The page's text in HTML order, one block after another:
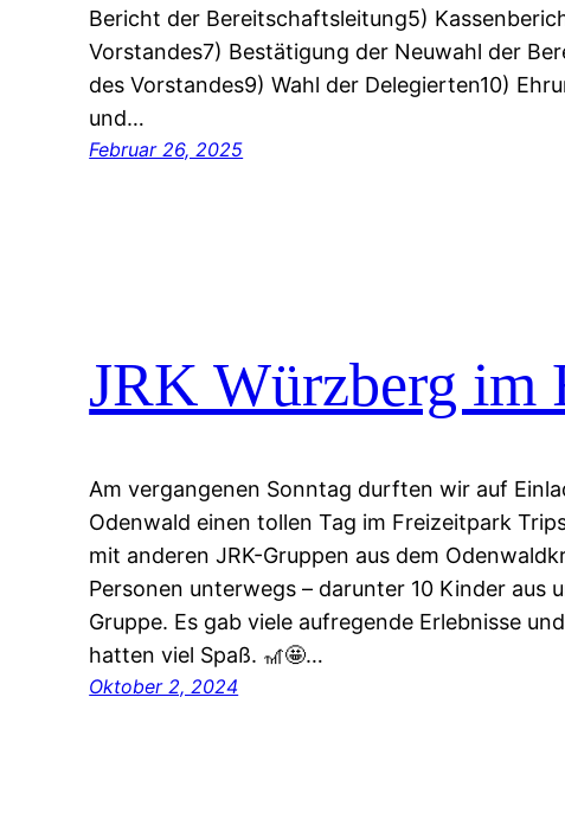
Bericht der Bereitschaftsleitung5)
Vorstandes7) Bestätigung der Neuwahl der
des Vorstandes9) Wahl der Delegierten10)
und…
Februar 26, 2025
JRK Würzberg
Am vergangenen Sonntag durften wir auf
Odenwald einen tollen Tag im Freizeitpark
mit anderen JRK-Gruppen aus dem
Personen unterwegs – darunter 10 Kinder aus
Gruppe. Es gab viele aufregende Erlebnisse
hatten viel Spaß. 🎢🤩…
Oktober 2, 2024